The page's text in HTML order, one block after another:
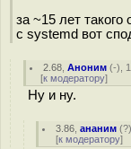
за ~15 лет такого
с systemd вот
2.68 ,Аноним (-),
[к модератору]
Ну и ну.
3.86 ,ананим (?
[к модератору]